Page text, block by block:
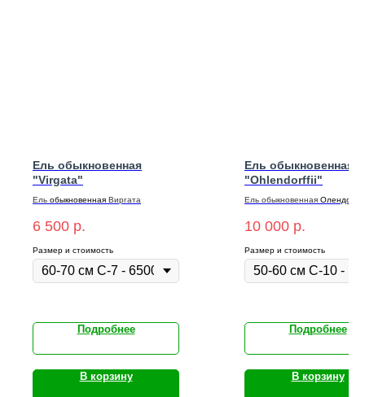
Ель обыкновенная
"Virgata"
Ель обыкновенная Виргата
6 500 р.
Размер и стоимость
Подробнее
В корзину
Ель обыкновенная
"Ohlendorffii"
Ель обыкновенная
10 000 р.
Размер и стоимость
Подробнее
В корзину